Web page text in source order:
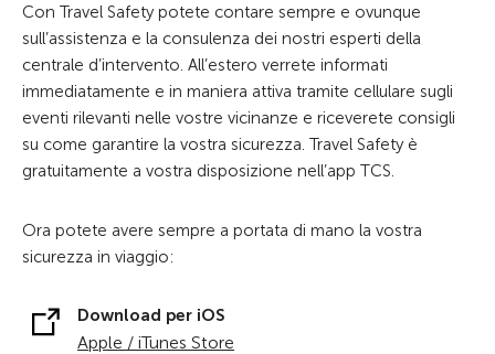
Con Travel Safety potete contare sempre e ovunque
sull’assistenza e la consulenza dei nostri esperti della
centrale d’intervento. All’estero verrete informati
immediatamente e in maniera attiva tramite cellulare sugli
eventi rilevanti nelle vostre vicinanze e riceverete consigli
su come garantire la vostra sicurezza. Travel Safety è
gratuitamente a vostra disposizione nell’app TCS.
Ora potete avere sempre a portata di mano la vostra
sicurezza in viaggio:
Download per iOS
Apple / iTunes Store